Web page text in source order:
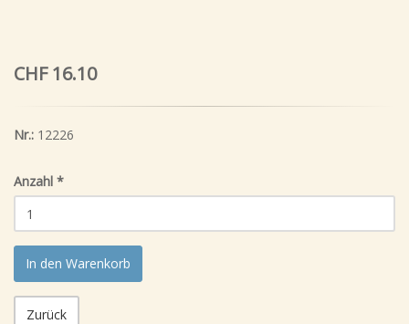
CHF 16.10
Nr.: 12226
Anzahl *
In den Warenkorb
Zurück